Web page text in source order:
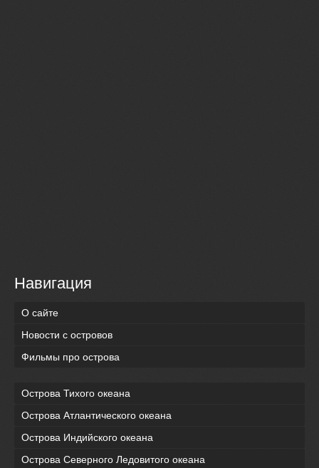
Навигация
О сайте
Новости с островов
Фильмы про острова
Острова Тихого океана
Острова Атлантического океана
Острова Индийского океана
Острова Северного Ледовитого океана